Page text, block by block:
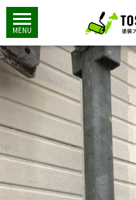
MENU
増子様6
2018年11月17日
900 × 1200